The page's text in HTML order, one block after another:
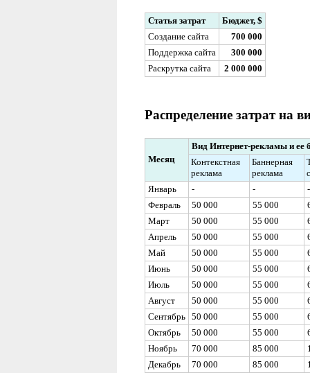
Статья затрат Бюджет, $
Создание сайта
700 000
Поддержка сайта
300 000
Раскрутка сайта
2 000 000
Распределение затрат на
Месяц
Вид Интернет-рекламы и ее
Контекстная
реклама
Баннерная
реклама
Январь
- -
-
Февраль
50 000 55 000
Март
50 000 55 000
Апрель
50 000 55 000
Май
50 000 55 000
Июнь
50 000 55 000
Июль
50 000 55 000
Август
50 000 55 000
Сентябрь 50 000 55 000
Октябрь
50 000 55 000
Ноябрь
70 000 85 000
Декабрь
70 000 85 000